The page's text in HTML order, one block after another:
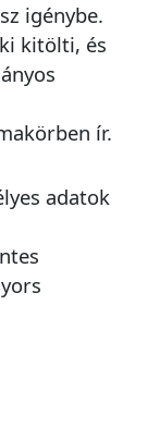
igénybe.
kitölti, és
ír.
adatok